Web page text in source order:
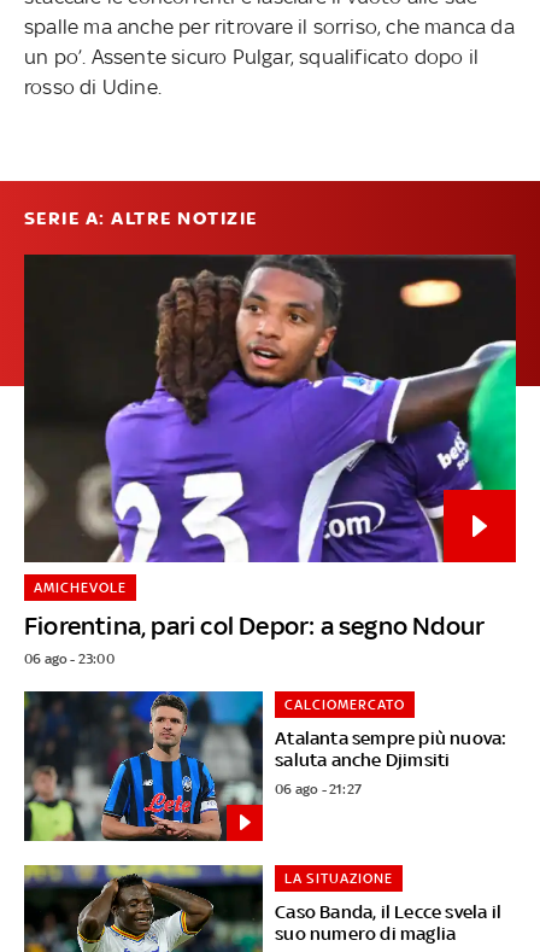
spalle ma anche per ritrovare il sorriso, che manca da
un po’. Assente sicuro Pulgar, squalificato dopo il
rosso di Udine.
SERIE A: ALTRE NOTIZIE
Fiorentina, pari col Depor: a segno Ndour
AMICHEVOLE
06 ago - 23:00
Atalanta sempre più nuova:
saluta anche Djimsiti
CALCIOMERCATO
06 ago - 21:27
Caso Banda, il Lecce svela il
suo numero di maglia
LA SITUAZIONE